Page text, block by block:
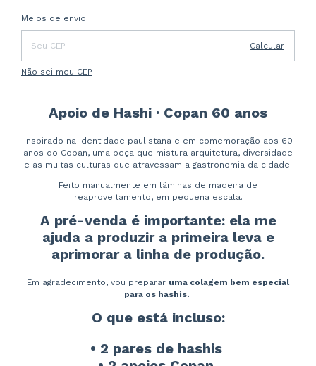
Entregas para o CEP:
Meios de envio
Calcular
Não sei meu CEP
Apoio de Hashi · Copan 60 anos
Inspirado na identidade paulistana e em comemoração aos 60
anos do Copan, uma peça que mistura arquitetura, diversidade
e as muitas culturas que atravessam a gastronomia da cidade.
Feito manualmente em lâminas de madeira de
reaproveitamento, em pequena escala.
A pré-venda é importante: ela me
ajuda a produzir a primeira leva e
aprimorar a linha de produção.
Em agradecimento, vou preparar uma colagem bem especial
para os hashis.
O que está incluso:
• 2 pares de hashis